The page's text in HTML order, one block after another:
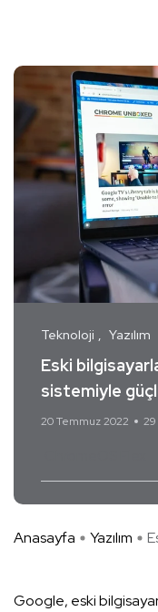
Teknoloji Yazılım
Eski
sistemiyle
20 Temmuz 2022 29
Anasayfa Yazılım
Google, eski